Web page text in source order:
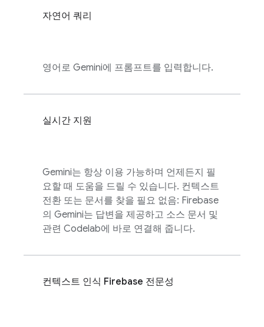
자연어 쿼리
영어로 Gemini에 프롬프트를 입력합니다.
실시간 지원
Gemini는 항상 이용 가능하며 언제든지 필
요할 때 도움을 드릴 수 있습니다. 컨텍스트
전환 또는 문서를 찾을 필요 없음: Firebase
의 Gemini는 답변을 제공하고 소스 문서 및
관련 Codelab에 바로 연결해 줍니다.
컨텍스트 인식 Firebase 전문성